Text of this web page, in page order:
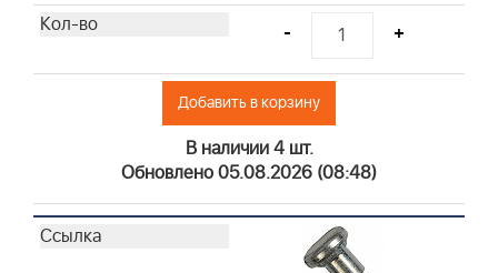
- +
Добавить в корзину
В наличии 4 шт.
Обновлено 05.08.2026 (08:48)